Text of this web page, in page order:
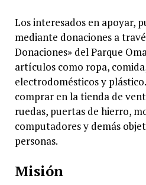
Los interesados en apoyar,
mediante donaciones a
Donaciones» del Parque
artículos como ropa,
electrodomésticos y
comprar en la tienda de
ruedas, puertas de hierro,
computadores y demás
personas.
Misión